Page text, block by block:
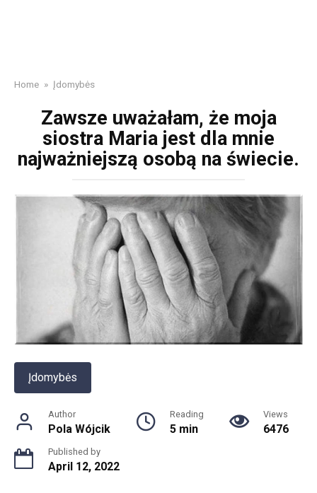
Home » Įdomybės
Zawsze uważałam, że moja
siostra Maria jest dla mnie
najważniejszą osobą na świecie.
Įdomybės
Author
Pola Wójcik
Reading
5 min
Views
6476
Published by
April 12, 2022